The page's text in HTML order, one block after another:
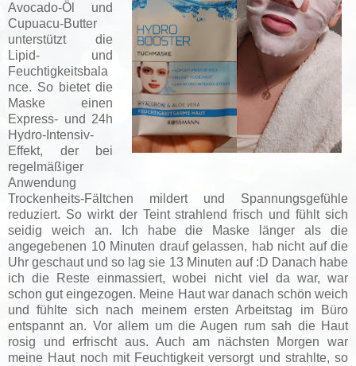
Avocado-Öl und
Cupuacu-Butter
unterstützt die
Lipid- und
Feuchtigkeitsbala
nce. So bietet die
Maske einen
Express- und 24h
Hydro-Intensiv-
Effekt, der bei
regelmäßiger
Anwendung
Trockenheits-Fältchen mildert und Spannungsgefühle
reduziert. So wirkt der Teint strahlend frisch und fühlt sich
seidig weich an. Ich habe die Maske länger als die
angegebenen 10 Minuten drauf gelassen, hab nicht auf die
Uhr geschaut und so lag sie 13 Minuten auf :D Danach habe
ich die Reste einmassiert, wobei nicht viel da war, war
schon gut eingezogen. Meine Haut war danach schön weich
und fühlte sich nach meinem ersten Arbeitstag im Büro
entspannt an. Vor allem um die Augen rum sah die Haut
rosig und erfrischt aus. Auch am nächsten Morgen war
meine Haut noch mit Feuchtigkeit versorgt und strahlte, so